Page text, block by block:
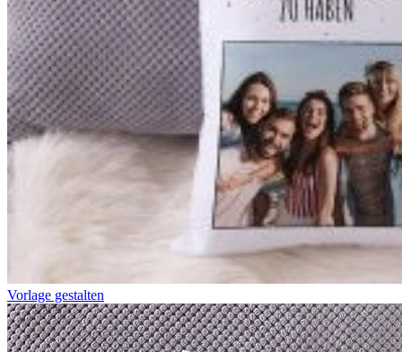
Vorlage gestalten